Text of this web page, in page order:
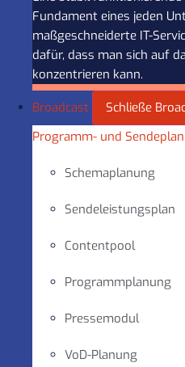
Fundament eines jeden
maßgeschneiderte IT-
dafür, dass man sich auf
konzentrieren kann.
Broadcast Schließe
Programm- und
Schemaplanung
Sendeleistungsplan
Contentpool
Programmplanung
Pressemodul
VoD-Planung